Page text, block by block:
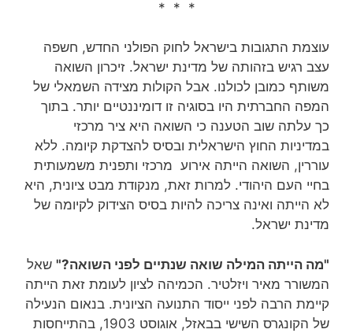
* * *
עוצמת התגובות בישראל לחוק הפולני החדש, חשפה
עצב רגיש בזהותה של מדינת ישראל. זיכרון השואה
משותף כמובן לכולנו. אבל הקולות מצידה השמאלי של
המפה החברתית היו בסוגיה זו דומיננטיים יותר. בתוך
כך עלתה שוב הטענה כי השואה היא ציר מרכזי
במדיניות החוץ הישראלית ובסיס להצדקת קיומה. ללא
עוררין, השואה הייתה אירוע מרכזי ותפנית משמעותית
בחיי העם היהודי. למרות זאת, מנקודת מבט ציונית, היא
לא הייתה ואינה צריכה להיות בסיס הצידוק לקיומה של
מדינת ישראל.
"מה הייתה המילה שואה שנתיים לפני השואה?" שאל
המשורר מאיר ויזלטיר. הכמיהה לציון לעומת זאת הייתה
קיימת הרבה לפני ייסוד התנועה הציונית. בנאום הנעילה
של הקונגרס השישי בבאזל, אוגוסט 1903, בהתייחסות